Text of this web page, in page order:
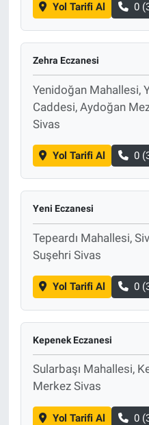
Yol Tarifi Al 0
Zehra Eczanesi
Yenidoğan Mahallesi,
Caddesi, Aydoğan
Sivas
Yol Tarifi Al 0
Yeni Eczanesi
Tepeardı Mahallesi,
Suşehri Sivas
Yol Tarifi Al 0
Kepenek Eczanesi
Sularbaşı Mahallesi,
Merkez Sivas
Yol Tarifi Al 0